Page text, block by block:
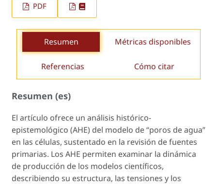
PDF
Resumen Métricas disponibles
Referencias Cómo citar
Resumen (es)
El artículo ofrece un análisis histórico-
epistemológico (AHE) del modelo de “poros de agua”
en las células, sustentado en la revisión de fuentes
primarias. Los AHE permiten examinar la dinámica
de producción de los modelos científicos,
describiendo su estructura, las tensiones y los